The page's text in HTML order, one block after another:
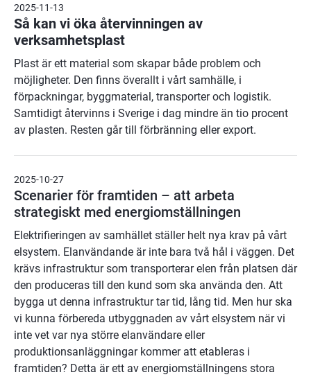
2025-11-13
Så kan vi öka återvinningen av
verksamhetsplast
Plast är ett material som skapar både problem och
möjligheter. Den finns överallt i vårt samhälle, i
förpackningar, byggmaterial, transporter och logistik.
Samtidigt återvinns i Sverige i dag mindre än tio procent
av plasten. Resten går till förbränning eller export.
2025-10-27
Scenarier för framtiden – att arbeta
strategiskt med energiomställningen
Elektrifieringen av samhället ställer helt nya krav på vårt
elsystem. Elanvändande är inte bara två hål i väggen. Det
krävs infrastruktur som transporterar elen från platsen där
den produceras till den kund som ska använda den. Att
bygga ut denna infrastruktur tar tid, lång tid. Men hur ska
vi kunna förbereda utbyggnaden av vårt elsystem när vi
inte vet var nya större elanvändare eller
produktionsanläggningar kommer att etableras i
framtiden? Detta är ett av energiomställningens stora